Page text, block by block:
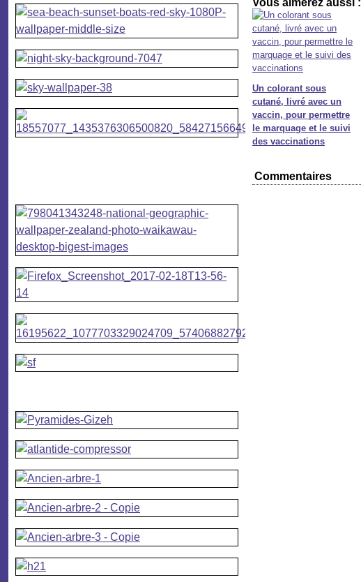
Vous aimerez aussi :
Un colorant sous
cutané, livré avec un
vaccin, pour permettre
le marquage et le suivi
des vaccinations
Commentaires